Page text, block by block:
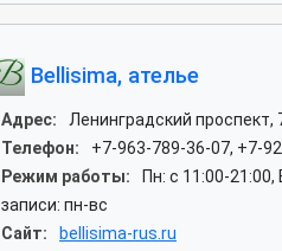
Bellisima, ателье
Адрес:
Ленинградский проспект,
Телефон:
+7-963-789-36-07, +7-
Режим работы:
Пн: c 11:00-
записи: пн-вс
Сайт:
bellisima-rus.ru